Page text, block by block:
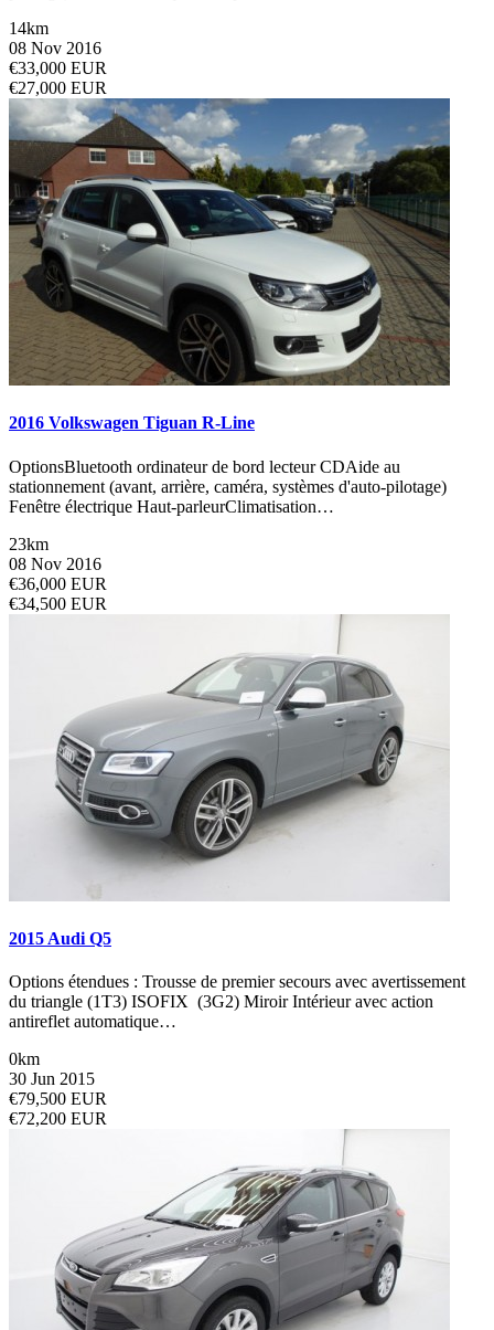
14km
08 Nov 2016
€33,000 EUR
€27,000 EUR
2016 Volkswagen Tiguan R-Line
OptionsBluetooth ordinateur de bord lecteur CDAide au
stationnement (avant, arrière, caméra, systèmes d'auto-pilotage)
Fenêtre électrique Haut-parleurClimatisation…
23km
08 Nov 2016
€36,000 EUR
€34,500 EUR
2015 Audi Q5
Options étendues : Trousse de premier secours avec avertissement
du triangle (1T3) ISOFIX (3G2) Miroir Intérieur avec action
antireflet automatique…
0km
30 Jun 2015
€79,500 EUR
€72,200 EUR